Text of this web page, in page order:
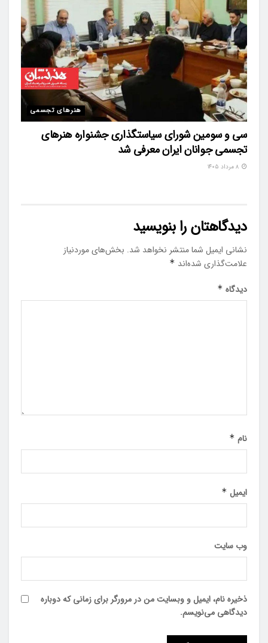
هنرهای تجسمی
سی و سومین شورای سیاستگذاری جشنواره هنرهای
تجسمی جوانان ایران معرفی شد
دیدگاهتان را بنویسید
نشانی ایمیل شما منتشر نخواهد شد. بخش‌های موردنیاز
علامت‌گذاری شده‌اند *
دیدگاه *
نام *
ایمیل *
وب‌ سایت
ذخیره نام، ایمیل و وبسایت من در مرورگر برای زمانی که دوباره
دیدگاهی می‌نویسم.